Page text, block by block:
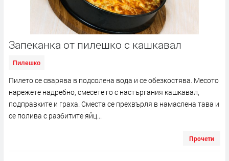
Запеканка от пилешко с кашкавал
Пилешко
Пилето се сварява в подсолена вода и се обезкостява. Месото
нарежете надребно, смесете го с настъргания кашкавал,
подправките и граха. Сместа се прехвърля в намаслена тава и
се полива с разбитите яйц...
Прочети